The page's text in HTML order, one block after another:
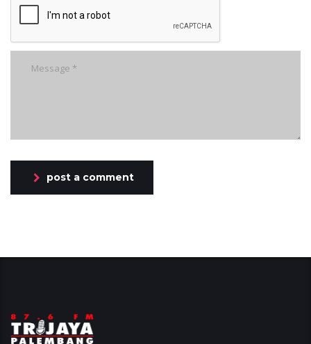
post a comment